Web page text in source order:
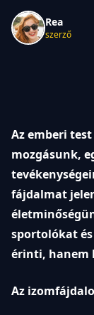
Rea
szerző
Az emberi
mozgásunk,
fájdalmat
sportolókat
érinti, hanem
Az